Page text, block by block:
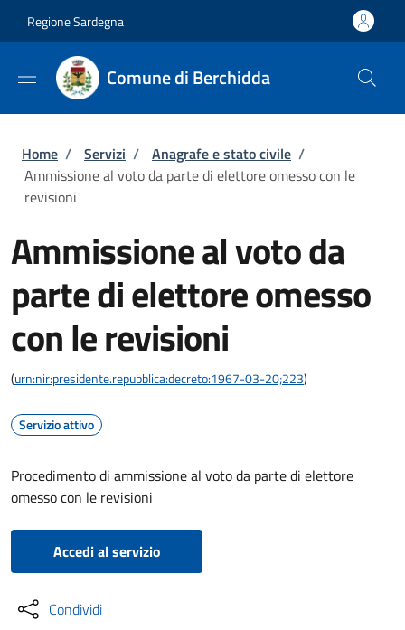
Regione Sardegna
Comune di Berchidda
Briciole di pane
Home / Servizi / Anagrafe e stato civile /
Ammissione al voto da parte di elettore omesso con le
revisioni
Ammissione al voto da
parte di elettore omesso
con le revisioni
(urn:nir:presidente.repubblica:decreto:1967-03-20;223)
Servizio attivo
Procedimento di ammissione al voto da parte di elettore
omesso con le revisioni
Accedi al servizio
Condividi